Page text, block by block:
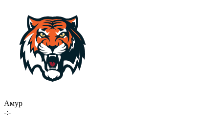
Амур
-:-